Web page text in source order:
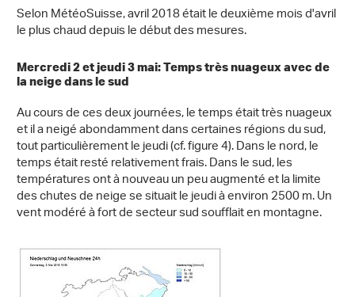
Selon MétéoSuisse, avril 2018 était le deuxième mois d'avril
le plus chaud depuis le début des mesures.
Mercredi 2 et jeudi 3 mai: Temps très nuageux avec de
la neige dans le sud
Au cours de ces deux journées, le temps était très nuageux
et il a neigé abondamment dans certaines régions du sud,
tout particulièrement le jeudi (cf. figure 4). Dans le nord, le
temps était resté relativement frais. Dans le sud, les
températures ont à nouveau un peu augmenté et la limite
des chutes de neige se situait le jeudi à environ 2500 m. Un
vent modéré à fort de secteur sud soufflait en montagne.